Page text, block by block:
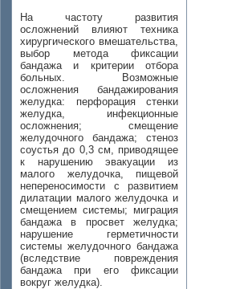
На частоту развития
осложнений влияют техника
хирургического вмешательства,
выбор метода фиксации
бандажа и критерии отбора
больных. Возможные
осложнения бандажирования
желудка: перфорация стенки
желудка, инфекционные
осложнения; смещение
желудочного бандажа; стеноз
соустья до 0,3 см, приводящее
к нарушению эвакуации из
малого желудочка, пищевой
непереносимости с развитием
дилатации малого желудочка и
смещением системы; миграция
бандажа в просвет желудка;
нарушение герметичности
системы желудочного бандажа
(вследствие повреждения
бандажа при его фиксации
вокруг желудка).